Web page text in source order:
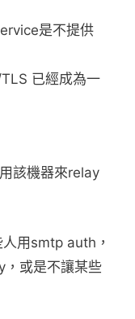
是不提供
已經成為一
該機器來relay
用smtp auth，
，或是不讓某些